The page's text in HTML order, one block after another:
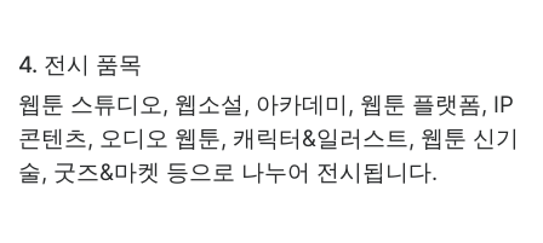
4. 전시 품목
웹툰 스튜디오, 웹소설, 아카데미, 웹툰 플랫폼, IP
콘텐츠, 오디오 웹툰, 캐릭터&일러스트, 웹툰 신기
술, 굿즈&마켓 등으로 나누어 전시됩니다.